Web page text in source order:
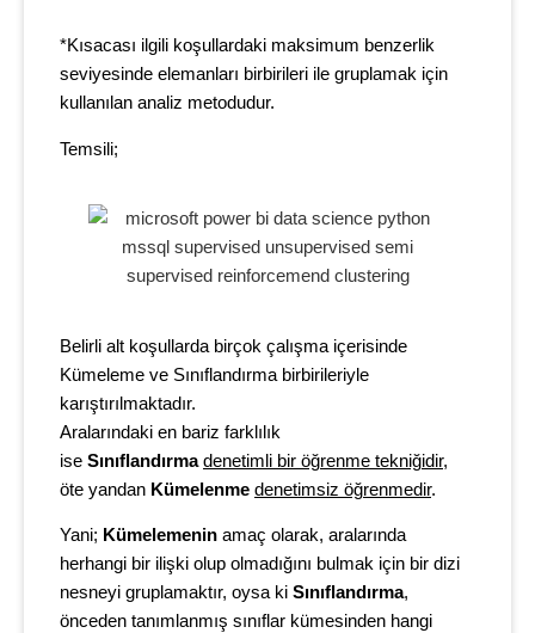
*Kısacası ilgili koşullardaki maksimum benzerlik
seviyesinde elemanları birbirileri ile gruplamak için
kullanılan analiz metodudur.
Temsili;
Belirli alt koşullarda birçok çalışma içerisinde
Kümeleme ve Sınıflandırma birbirileriyle
karıştırılmaktadır.
Aralarındaki en bariz farklılık
ise Sınıflandırma denetimli bir öğrenme tekniğidir,
öte yandan Kümelenme denetimsiz öğrenmedir.
Yani; Kümelemenin amaç olarak, aralarında
herhangi bir ilişki olup olmadığını bulmak için bir dizi
nesneyi gruplamaktır, oysa ki Sınıflandırma,
önceden tanımlanmış sınıflar kümesinden hangi